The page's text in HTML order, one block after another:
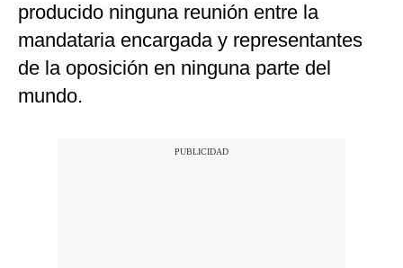
producido ninguna reunión entre la
mandataria encargada y representantes
de la oposición en ninguna parte del
mundo.